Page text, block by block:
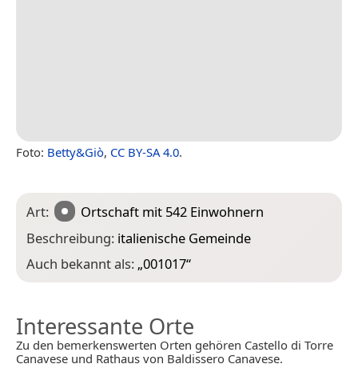
Foto: Betty&Giò, CC BY-SA 4.0.
Art: Ortschaft mit 542 Einwohnern
Beschreibung: italienische Gemeinde
Auch bekannt als: „001017“
Interessante Orte
Zu den bemerkenswerten Orten gehören Castello di Torre
Canavese und Rathaus von Baldissero Canavese.